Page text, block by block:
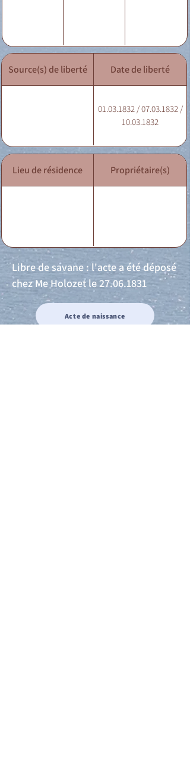
Source(s) de liberté Date de liberté
01.03.1832 / 07.03.1832 /
10.03.1832
Lieu de résidence Propriétaire(s)
Libre de savane : l'acte a été déposé
chez Me Holozet le27.06.1831
Acte de naissance